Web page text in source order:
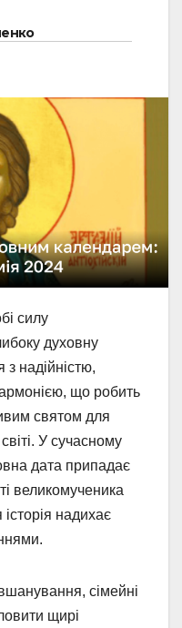
силу
духовну
надійністю,
що робить
святом для
У сучасному
дата припадає
великомученика
історія надихає
сімейні
щирі